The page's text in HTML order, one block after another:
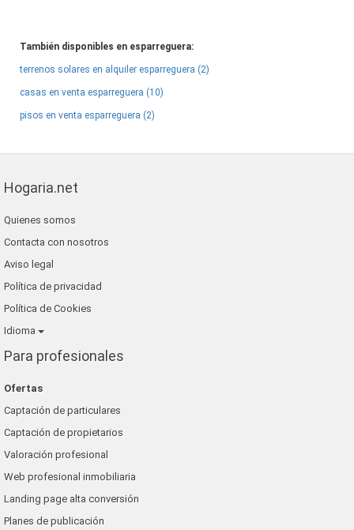
También disponibles en esparreguera:
terrenos solares en alquiler esparreguera (2)
casas en venta esparreguera (10)
pisos en venta esparreguera (2)
Hogaria.net
Quienes somos
Contacta con nosotros
Aviso legal
Política de privacidad
Política de Cookies
Idioma
Para profesionales
Ofertas
Captación de particulares
Captación de propietarios
Valoración profesional
Web profesional inmobiliaria
Landing page alta conversión
Planes de publicación